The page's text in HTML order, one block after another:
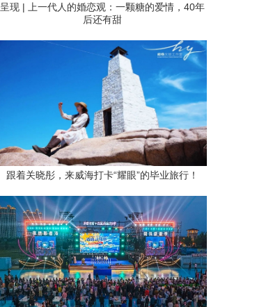
呈现 | 上一代人的婚恋观：一颗糖的爱情，40年
后还有甜
跟着关晓彤，来威海打卡“耀眼”的毕业旅行！